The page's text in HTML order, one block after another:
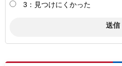
3：見つけにくかった